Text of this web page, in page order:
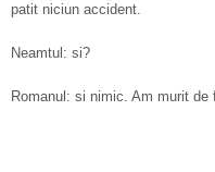
patit niciun accident.
Neamtul: si?
Romanul: si nimic. Am murit de